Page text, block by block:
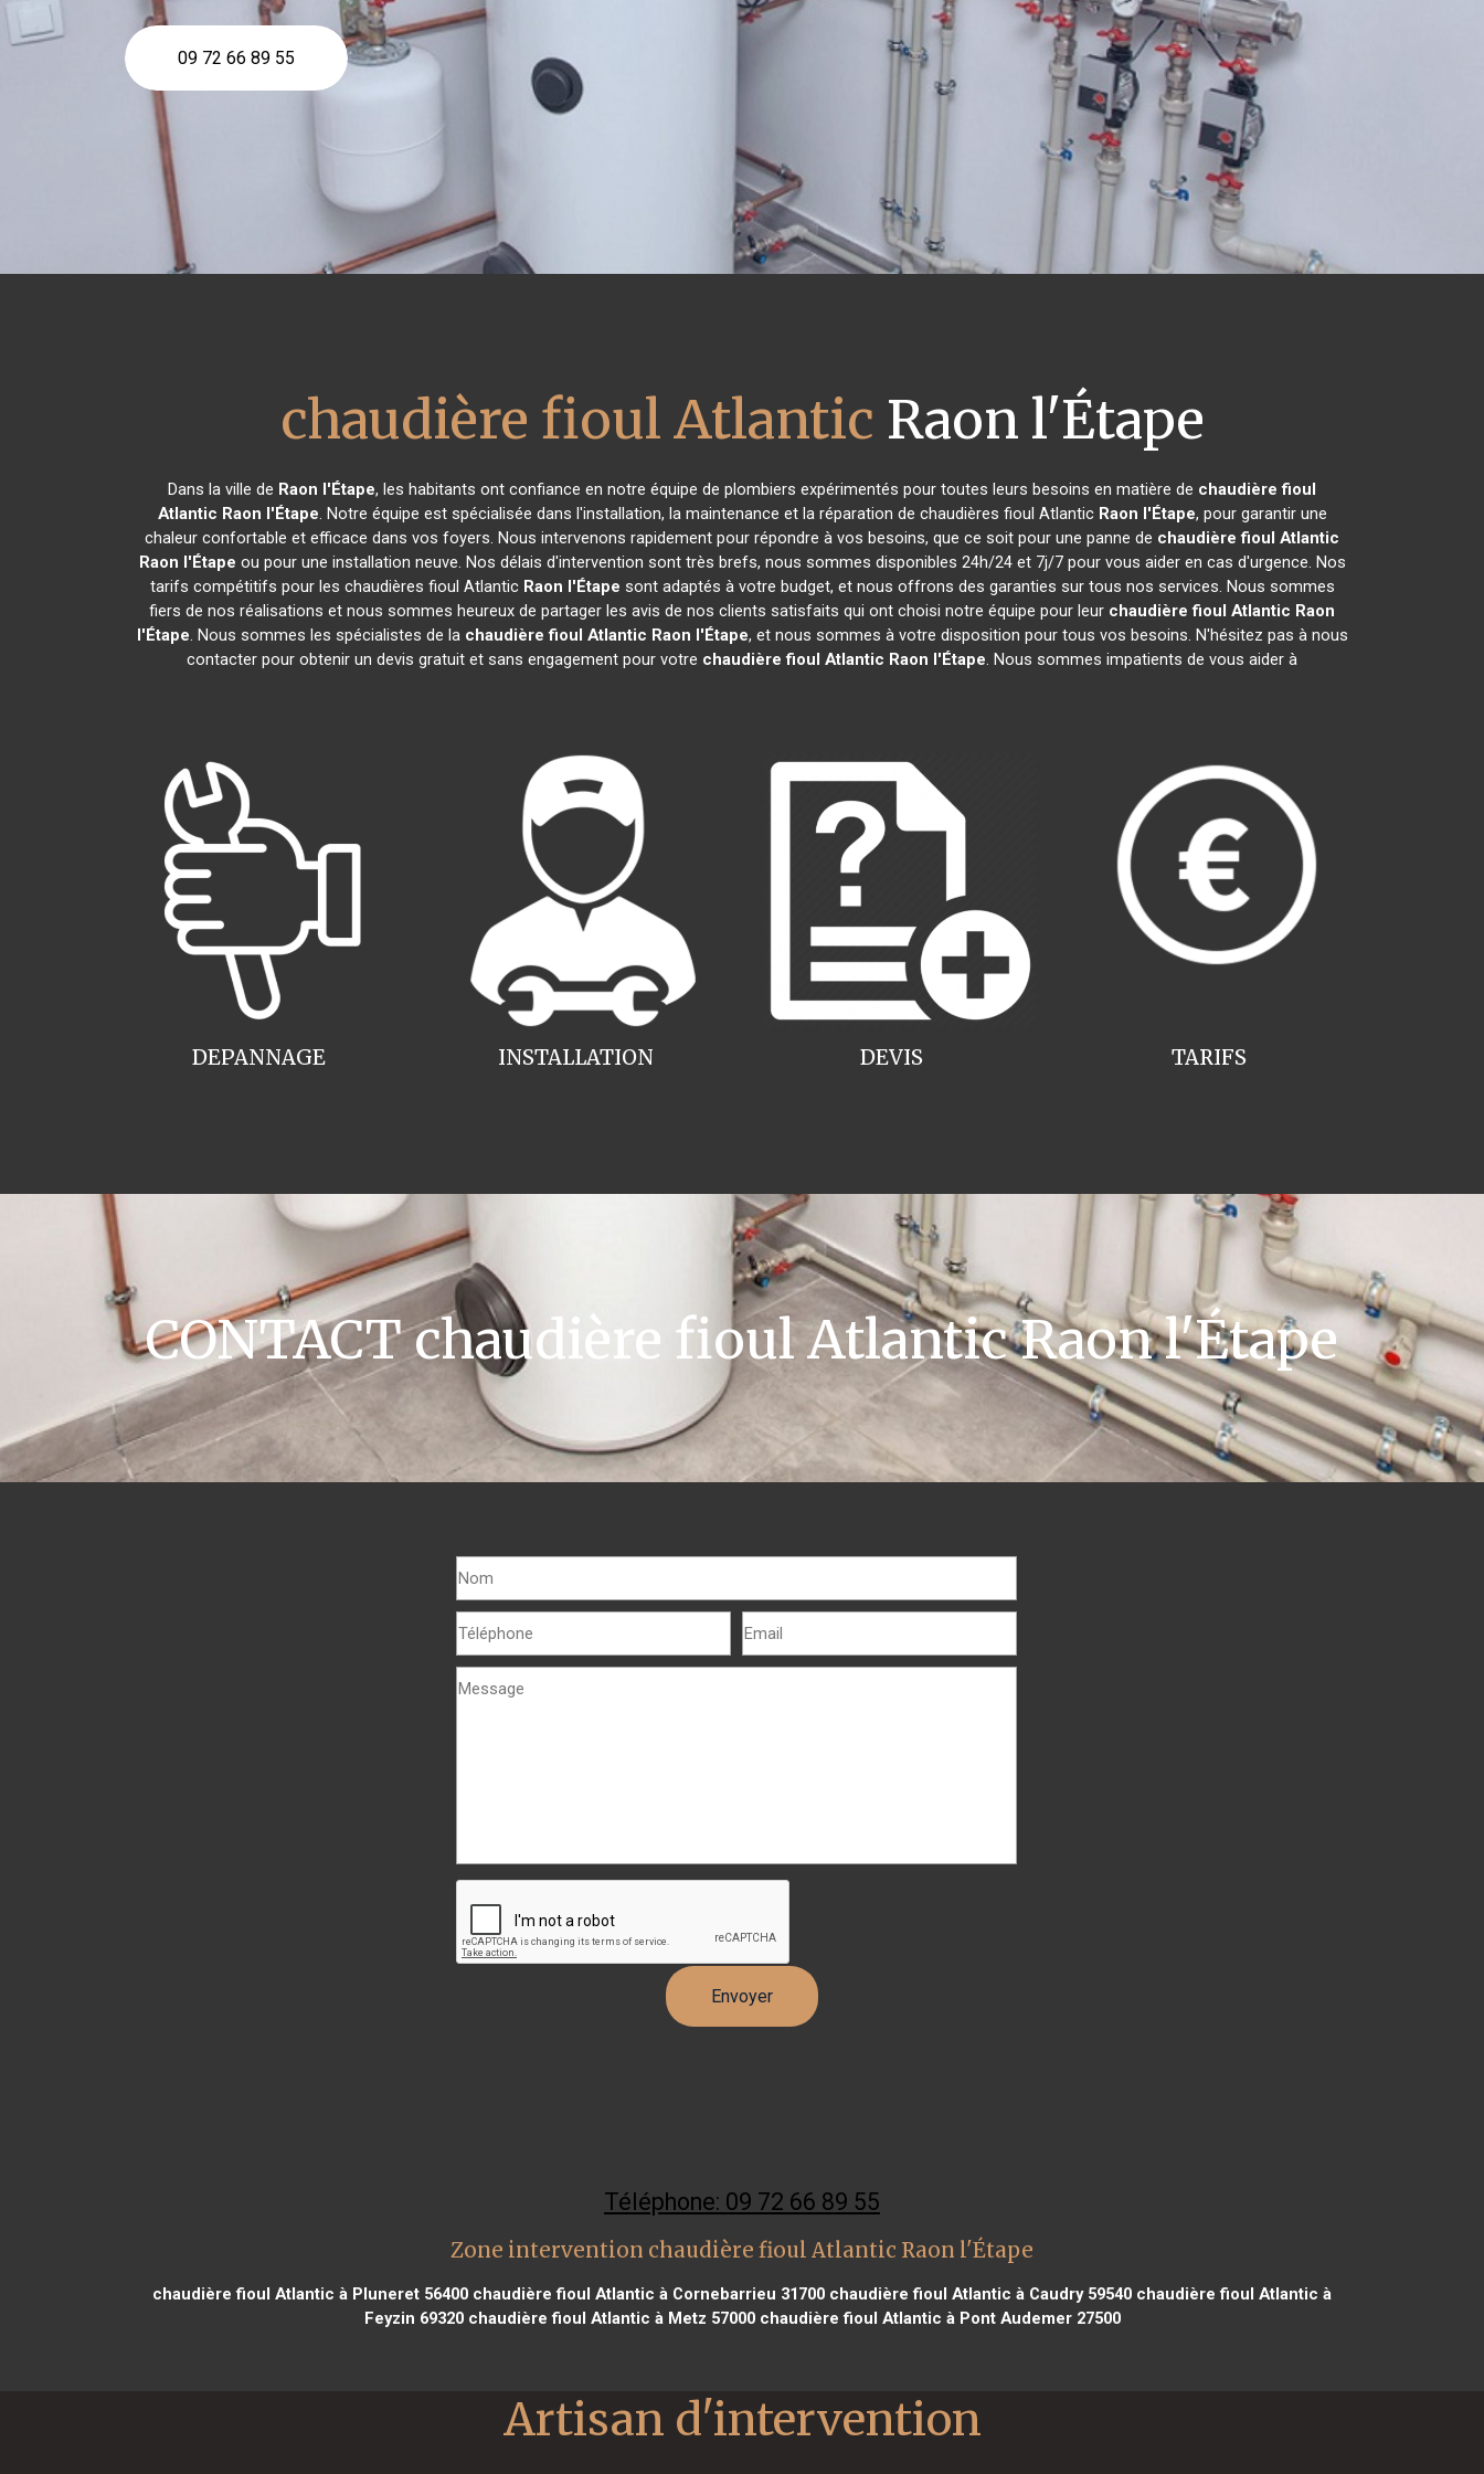
09 72 66 89 55
chaudière fioul Atlantic Raon l'Étape
Dans la ville de Raon l'Étape, les habitants ont confiance en notre équipe de plombiers expérimentés pour toutes leurs besoins en matière de chaudière fioul
Atlantic Raon l'Étape. Notre équipe est spécialisée dans l'installation, la maintenance et la réparation de chaudières fioul Atlantic Raon l'Étape, pour garantir une
chaleur confortable et efficace dans vos foyers. Nous intervenons rapidement pour répondre à vos besoins, que ce soit pour une panne de chaudière fioul Atlantic
Raon l'Étape ou pour une installation neuve. Nos délais d'intervention sont très brefs, nous sommes disponibles 24h/24 et 7j/7 pour vous aider en cas d'urgence. Nos
tarifs compétitifs pour les chaudières fioul Atlantic Raon l'Étape sont adaptés à votre budget, et nous offrons des garanties sur tous nos services. Nous sommes
fiers de nos réalisations et nous sommes heureux de partager les avis de nos clients satisfaits qui ont choisi notre équipe pour leur chaudière fioul Atlantic Raon
l'Étape. Nous sommes les spécialistes de la chaudière fioul Atlantic Raon l'Étape, et nous sommes à votre disposition pour tous vos besoins. N'hésitez pas à nous
contacter pour obtenir un devis gratuit et sans engagement pour votre chaudière fioul Atlantic Raon l'Étape. Nous sommes impatients de vous aider à
INSTALLATION
DEPANNAGE TARIFS
DEVIS
CONTACT chaudière fioul Atlantic Raon l'Étape
Téléphone: 09 72 66 89 55
Zone intervention chaudière fioul Atlantic Raon l'Étape
chaudière fioul Atlantic à Pluneret 56400 chaudière fioul Atlantic à Cornebarrieu 31700 chaudière fioul Atlantic à Caudry 59540 chaudière fioul Atlantic à
Feyzin 69320chaudière fioul Atlantic à Metz 57000chaudière fioul Atlantic à Pont Audemer 27500
Artisan d'intervention